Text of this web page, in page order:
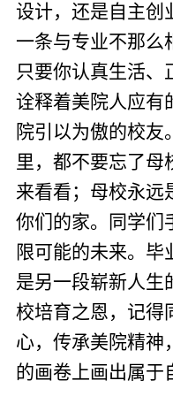
设计，还是自主创
一条与专业不那么
只要你认真生活、
诠释着美院人应有
院引以为傲的校友
里，都不要忘了母
来看看；母校永远
你们的家。同学们
限可能的未来。毕
是另一段崭新人生
校培育之恩，记得
心，传承美院精神
的画卷上画出属于